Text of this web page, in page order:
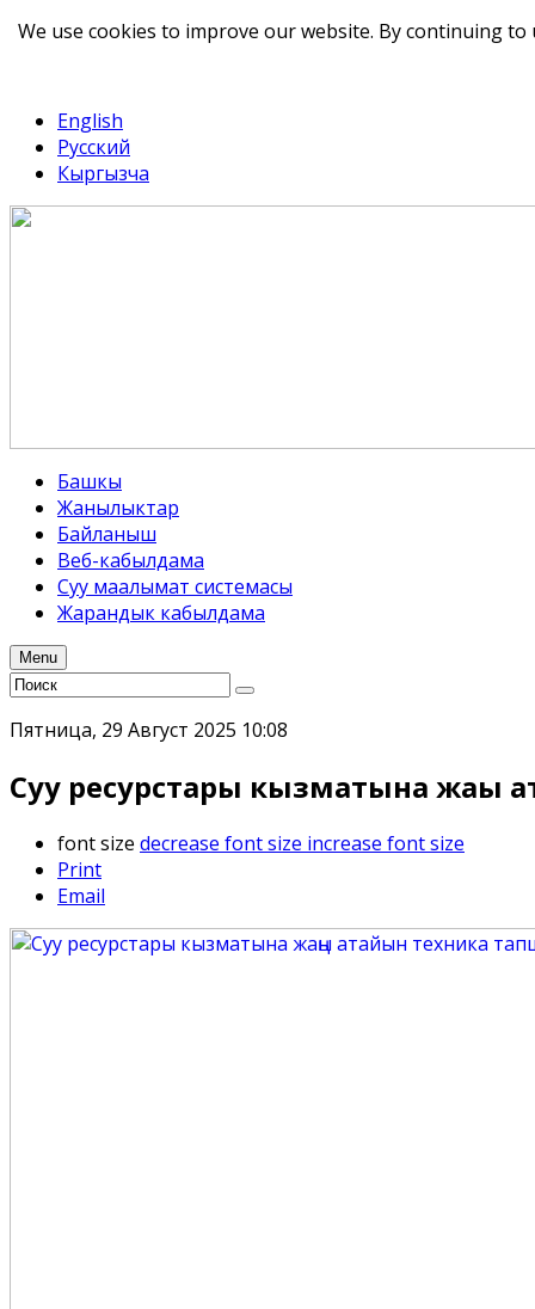
English
Русский
Кыргызча
Башкы
Жанылыктар
Байланыш
Веб-кабылдама
Суу маалымат системасы
Жарандык кабылдама
Menu
Пятница, 29 Август 2025 10:08
Суу ресурстары кызматына
font size decrease font size increase font size
Print
Email
We use cookies to improve our website. By continuing